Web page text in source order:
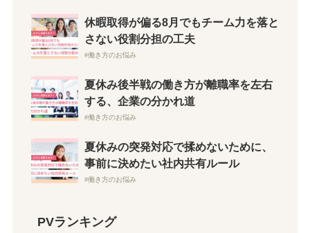
休暇取得が偏る8月でもチーム力を落と
さない役割分担の工夫
働き方のお悩み
夏休み後半戦の働き方が離職率を左右
する、企業の分かれ道
働き方のお悩み
夏休みの突発対応で揉めないために、
事前に決めたい社内共有ルール
働き方のお悩み
PVランキング